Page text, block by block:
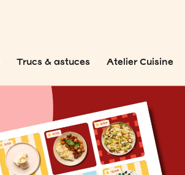
Trucs & astuces Atelier Cuisine